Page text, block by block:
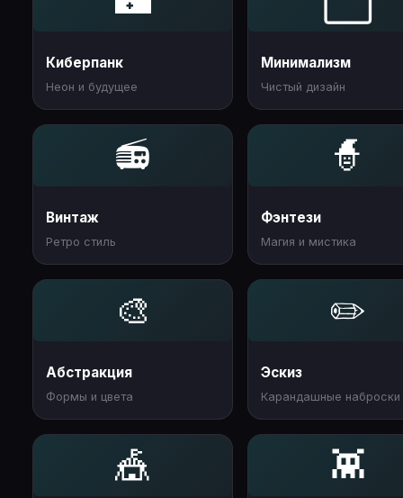
Киберпанк
Неон и будущее
Минимализм
Чистый дизайн
📻
Винтаж
Ретро стиль
🧙
Фэнтези
Магия и мистика
🎨
Абстракция
Формы и цвета
✏️
Эскиз
Карандашные наброски
🎪 👾